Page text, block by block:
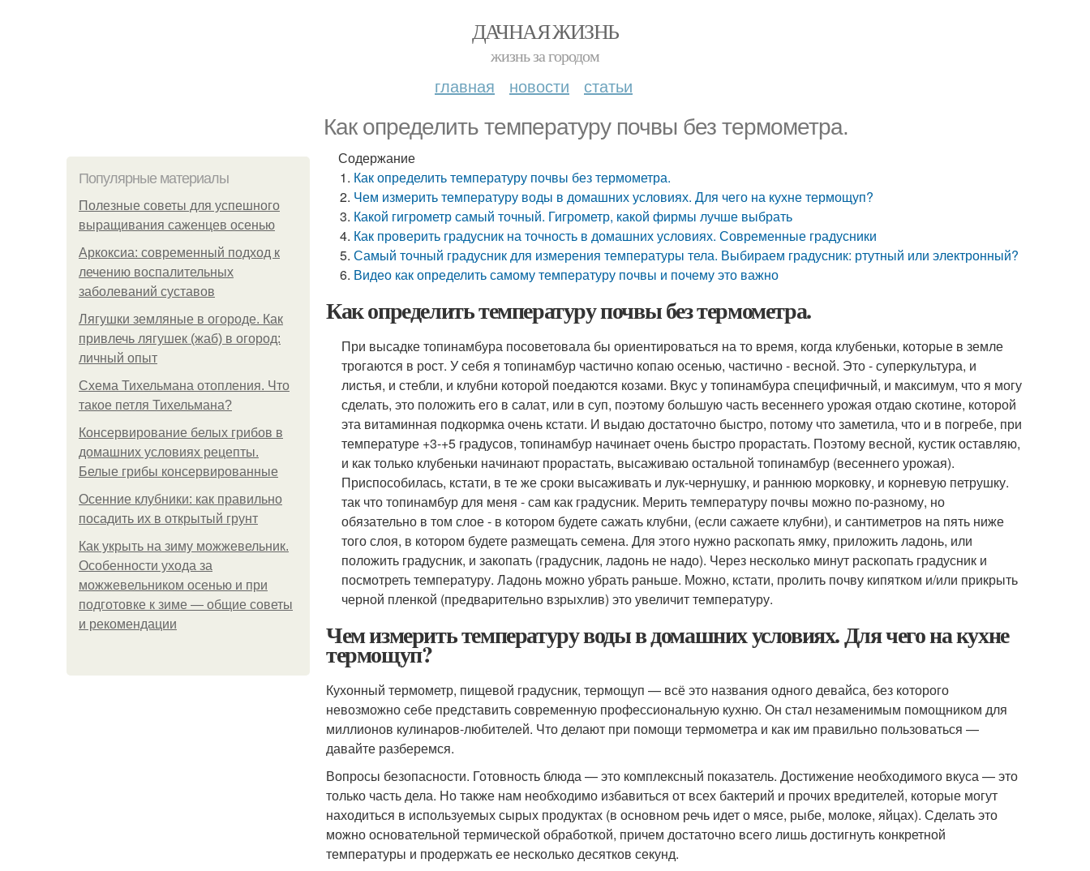
ДАЧНАЯ ЖИЗНЬ
жизнь за городом
главная новости статьи
Как определить температуру почвы без термометра.
Популярные материалы
Полезные советы для успешного
выращивания саженцев осенью
Аркоксиа: современный подход к
лечению воспалительных
заболеваний суставов
Лягушки земляные в огороде. Как
привлечь лягушек (жаб) в огород:
личный опыт
Схема Тихельмана отопления. Что
такое петля Тихельмана?
Консервирование белых грибов в
домашних условиях рецепты.
Белые грибы консервированные
Осенние клубники: как правильно
посадить их в открытый грунт
Как укрыть на зиму можжевельник.
Особенности ухода за
можжевельником осенью и при
подготовке к зиме — общие советы
и рекомендации
Содержание
Как определить температуру почвы без термометра.
Чем измерить температуру воды в домашних условиях. Для чего на кухне термощуп?
Какой гигрометр самый точный. Гигрометр, какой фирмы лучше выбрать
Как проверить градусник на точность в домашних условиях. Современные градусники
Самый точный градусник для измерения температуры тела. Выбираем градусник: ртутный или электронный?
Видео как определить самому температуру почвы и почему это важно
Как определить температуру почвы без термометра.
При высадке топинамбура посоветовала бы ориентироваться на то время, когда клубеньки, которые в земле
трогаются в рост. У себя я топинамбур частично копаю осенью, частично - весной. Это - суперкультура, и
листья, и стебли, и клубни которой поедаются козами. Вкус у топинамбура специфичный, и максимум, что я могу
сделать, это положить его в салат, или в суп, поэтому большую часть весеннего урожая отдаю скотине, которой
эта витаминная подкормка очень кстати. И выдаю достаточно быстро, потому что заметила, что и в погребе, при
температуре +3-+5 градусов, топинамбур начинает очень быстро прорастать. Поэтому весной, кустик оставляю,
и как только клубеньки начинают прорастать, высаживаю остальной топинамбур (весеннего урожая).
Приспособилась, кстати, в те же сроки высаживать и лук-чернушку, и раннюю морковку, и корневую петрушку.
так что топинамбур для меня - сам как градусник. Мерить температуру почвы можно по-разному, но
обязательно в том слое - в котором будете сажать клубни, (если сажаете клубни), и сантиметров на пять ниже
того слоя, в котором будете размещать семена. Для этого нужно раскопать ямку, приложить ладонь, или
положить градусник, и закопать (градусник, ладонь не надо). Через несколько минут раскопать градусник и
посмотреть температуру. Ладонь можно убрать раньше. Можно, кстати, пролить почву кипятком и/или прикрыть
черной пленкой (предварительно взрыхлив) это увеличит температуру.
Чем измерить температуру воды в домашних условиях. Для чего на кухне
термощуп?
Кухонный термометр, пищевой градусник, термощуп — всё это названия одного девайса, без которого
невозможно себе представить современную профессиональную кухню. Он стал незаменимым помощником для
миллионов кулинаров-любителей. Что делают при помощи термометра и как им правильно пользоваться —
давайте разберемся.
Вопросы безопасности. Готовность блюда — это комплексный показатель. Достижение необходимого вкуса — это
только часть дела. Но также нам необходимо избавиться от всех бактерий и прочих вредителей, которые могут
находиться в используемых сырых продуктах (в основном речь идет о мясе, рыбе, молоке, яйцах). Сделать это
можно основательной термической обработкой, причем достаточно всего лишь достигнуть конкретной
температуры и продержать ее несколько десятков секунд.